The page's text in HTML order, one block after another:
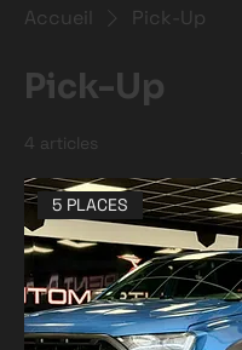
Accueil Pick-Up
Pick-Up
4 articles
5 PLACES